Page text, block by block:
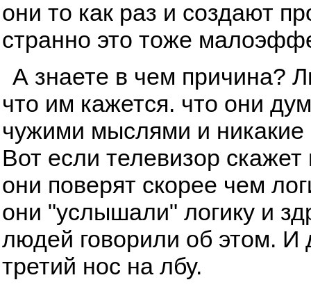
они то как раз и создают
странно это тоже
А знаете в чем причина?
что им кажется. что они
чужими мыслями и никакие
Вот если телевизор скажет
они поверят скорее чем
они "услышали" логику и
людей говорили об этом.
третий нос на лбу.